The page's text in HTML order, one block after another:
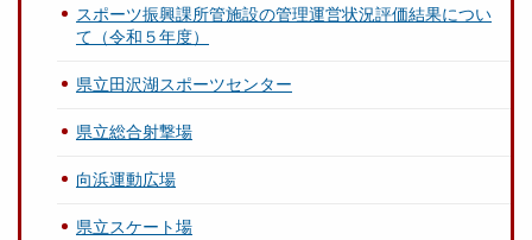
スポーツ振興課所管施設の管理運営状況評価結果につい
て（令和５年度）
県立田沢湖スポーツセンター
県立総合射撃場
向浜運動広場
県立スケート場